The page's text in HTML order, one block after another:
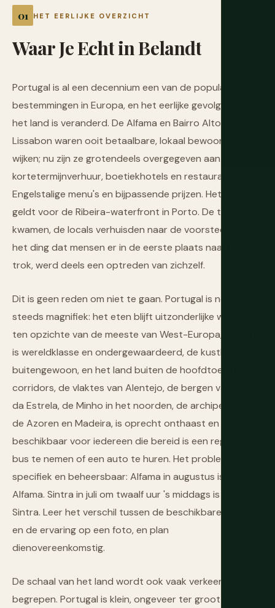
HET EERLIJKE OVERZICHT
WaarJeEchtinBelandt
Portugal is al een decennium een van de populairste
bestemmingen in Europa, en het eerlijke gevolg is dat
het land is veranderd. De Alfama en Bairro Alto in
Lissabon waren ooit betaalbare, lokaal bewoonde
wijken; nu zijn ze grotendeels overgegeven aan
kortetermijnverhuur, boetiekhotels en restaurants met
Engelstalige menu's en bijpassende prijzen. Hetzelfde
geldt voor de Ribeira-waterfront in Porto. De toeristen
kwamen, de locals verhuisden naar de voorsteden, en
het ding dat mensen er in de eerste plaats naartoe
trok, werd deels een optreden van zichzelf.
Dit is geen reden om niet te gaan. Portugal is nog
steeds magnifiek: het eten blijft uitzonderlijke waarde
ten opzichte van de meeste van West-Europa, de wijn
is wereldklasse en ondergewaardeerd, de kustlijn is
buitengewoon, en het land buiten de hoofdtoeristische
corridors, de vlaktes van Alentejo, de bergen van Serra
da Estrela, de Minho in het noorden, de archipels van
de Azoren en Madeira, is oprecht onthaast en
beschikbaar voor iedereen die bereid is een regionale
bus te nemen of een auto te huren. Het probleem is
specifiek en beheersbaar: Alfama in augustus is niet
Alfama. Sintra in juli om twaalf uur 's middags is niet
Sintra. Leer het verschil tussen de beschikbare ervaring
en de ervaring op een foto, en plan
dienovereenkomstig.
De schaal van het land wordt ook vaak verkeerd
begrepen. Portugal is klein, ongeveer ter grootte van